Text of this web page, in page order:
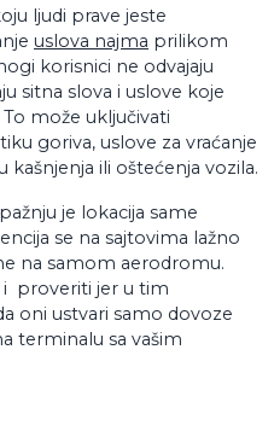
ljudi prave jeste
uslova najma prilikom
korisnici ne odvajaju
sitna slova i uslove koje
može uključivati
goriva, uslove za vraćanje
kašnjenja ili oštećenja vozila.
je lokacija same
se na sajtovima lažno
na samom aerodromu.
proveriti jer u tim
oni ustvari samo dovoze
terminalu sa vašim